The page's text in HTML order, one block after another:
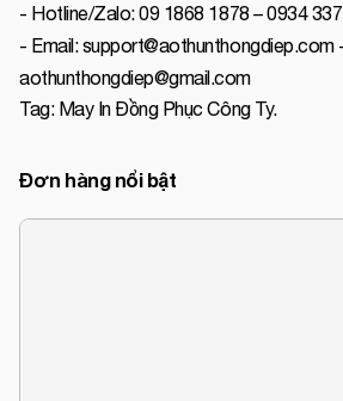
- Hotline/Zalo: 09 1868 1878 – 0934
- Email: support@aothunthongdiep.com
aothunthongdiep@gmail.com
Tag: May In Đồng Phục Công Ty.
Đơn hàng nổi bật